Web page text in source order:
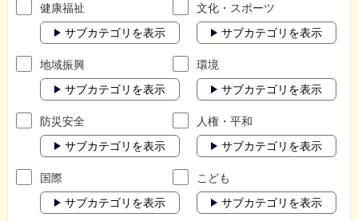
健康福祉
サブカテゴリを表示
文化・スポーツ
サブカテゴリを表示
地域振興
サブカテゴリを表示
環境
サブカテゴリを表示
防災安全
サブカテゴリを表示
人権・平和
サブカテゴリを表示
国際
サブカテゴリを表示
こども
サブカテゴリを表示